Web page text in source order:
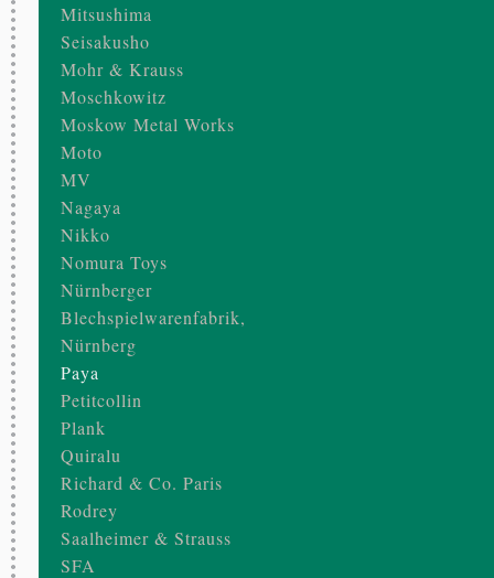
Mitsushima
Seisakusho
Mohr & Krauss
Moschkowitz
Moskow Metal Works
Moto
MV
Nagaya
Nikko
Nomura Toys
Nürnberger
Blechspielwarenfabrik,
Nürnberg
Paya
Petitcollin
Plank
Quiralu
Richard & Co. Paris
Rodrey
Saalheimer & Strauss
SFA